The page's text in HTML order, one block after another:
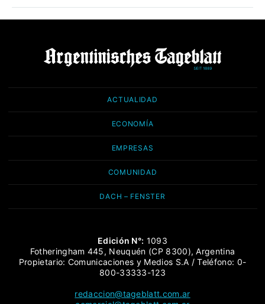
ACTUALIDAD
ECONOMÍA
EMPRESAS
COMUNIDAD
DACH – FENSTER
Edición N°: 1093
Fotheringham 445, Neuquén (CP 8300), Argentina
Propietario: Comunicaciones y Medios S.A / Teléfono: 0-
800-33333-123
redaccion@tageblatt.com.ar